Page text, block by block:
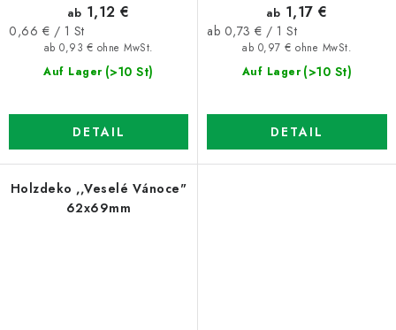
Auf Lager (>10 St)
ab 0,93 € ohne MwSt.
ab 1,12 €
Verkaufspreis:
0,66 € / 1 St
DETAIL
Auf Lager (>10 St)
ab 0,97 € ohne MwSt.
ab 1,17 €
Verkaufspreis:
ab 0,73 € / 1 St
DETAIL
Holzdeko ,,Veselé Vánoce"
62x69mm